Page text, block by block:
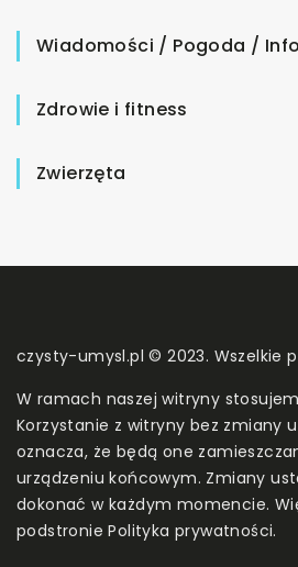
Wiadomości / Pogoda /
Zdrowie i fitness
Zwierzęta
czysty-umysl.pl © 2023. Wszelkie
W ramach naszej witryny
Korzystanie z witryny bez zmiany
oznacza, że będą one
urządzeniu końcowym. Zmiany
dokonać w każdym momencie.
podstroniePolityka prywatności.